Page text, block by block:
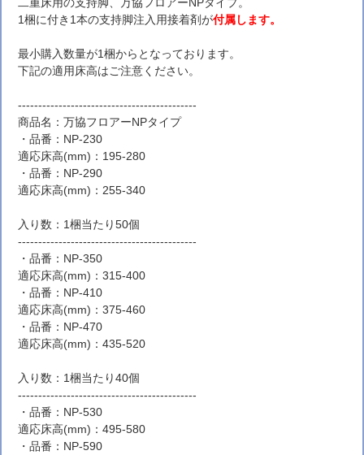
1梱に付き1本の支持脚注入用接着剤が付属します。
最小購入数量が1梱からとなっております。
下記の適用床高はご注意ください。
--------------------------------------------
商品名：万協フロアーNPタイプ
・品番：NP-230
適応床高(mm)：195-280
・品番：NP-290
適応床高(mm)：255-340
入り数：1梱当たり50個
--------------------------------------------
・品番：NP-350
適応床高(mm)：315-400
・品番：NP-410
適応床高(mm)：375-460
・品番：NP-470
適応床高(mm)：435-520
入り数：1梱当たり40個
--------------------------------------------
・品番：NP-530
適応床高(mm)：495-580
・品番：NP-590